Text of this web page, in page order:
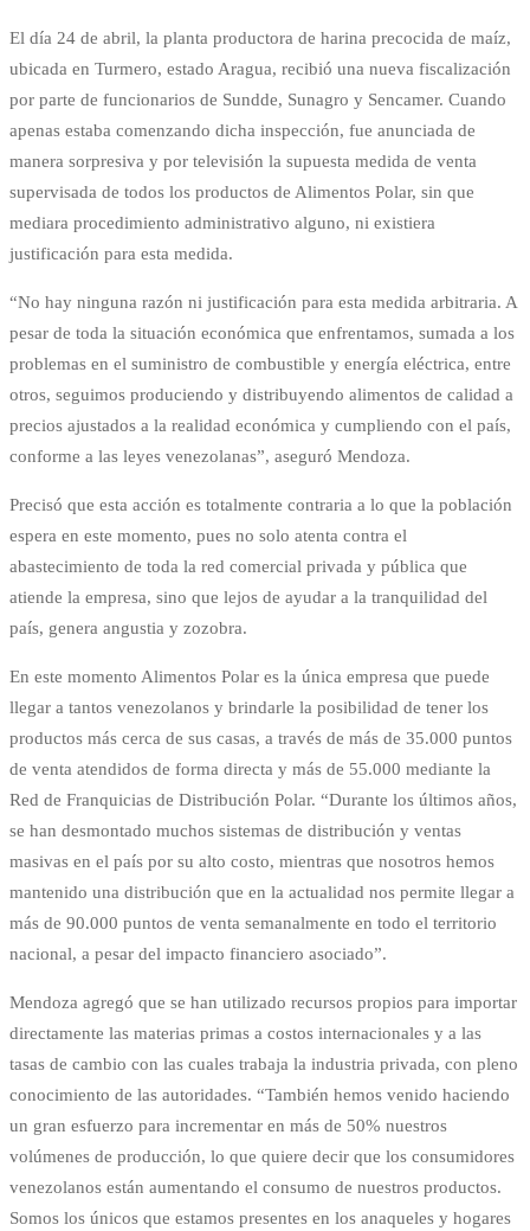
El día 24 de abril, la planta productora de harina precocida de maíz,
ubicada en Turmero, estado Aragua, recibió una nueva fiscalización
por parte de funcionarios de Sundde, Sunagro y Sencamer. Cuando
apenas estaba comenzando dicha inspección, fue anunciada de
manera sorpresiva y por televisión la supuesta medida de venta
supervisada de todos los productos de Alimentos Polar, sin que
mediara procedimiento administrativo alguno, ni existiera
justificación para esta medida.
“No hay ninguna razón ni justificación para esta medida arbitraria. A
pesar de toda la situación económica que enfrentamos, sumada a los
problemas en el suministro de combustible y energía eléctrica, entre
otros, seguimos produciendo y distribuyendo alimentos de calidad a
precios ajustados a la realidad económica y cumpliendo con el país,
conforme a las leyes venezolanas”, aseguró Mendoza.
Precisó que esta acción es totalmente contraria a lo que la población
espera en este momento, pues no solo atenta contra el
abastecimiento de toda la red comercial privada y pública que
atiende la empresa, sino que lejos de ayudar a la tranquilidad del
país, genera angustia y zozobra.
En este momento Alimentos Polar es la única empresa que puede
llegar a tantos venezolanos y brindarle la posibilidad de tener los
productos más cerca de sus casas, a través de más de 35.000 puntos
de venta atendidos de forma directa y más de 55.000 mediante la
Red de Franquicias de Distribución Polar. “Durante los últimos años,
se han desmontado muchos sistemas de distribución y ventas
masivas en el país por su alto costo, mientras que nosotros hemos
mantenido una distribución que en la actualidad nos permite llegar a
más de 90.000 puntos de venta semanalmente en todo el territorio
nacional, a pesar del impacto financiero asociado”.
Mendoza agregó que se han utilizado recursos propios para importar
directamente las materias primas a costos internacionales y a las
tasas de cambio con las cuales trabaja la industria privada, con pleno
conocimiento de las autoridades. “También hemos venido haciendo
un gran esfuerzo para incrementar en más de 50% nuestros
volúmenes de producción, lo que quiere decir que los consumidores
venezolanos están aumentando el consumo de nuestros productos.
Somos los únicos que estamos presentes en los anaqueles y hogares